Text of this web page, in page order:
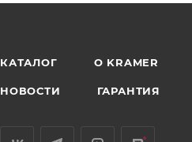
КАТАЛОГ O KRAMER
НОВОСТИ ГАРАНТИЯ